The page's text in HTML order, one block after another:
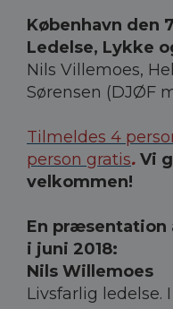
København den
Ledelse, Lykke
Nils Villemoes,
Sørensen (DJØF
Tilmeldes 4
person gratis. Vi
velkommen!
En præsentation
i juni 2018:
Nils Willemoes
Livsfarlig ledelse.